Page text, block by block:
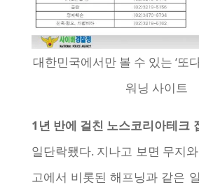
대한민국에서만 볼 수 있는 ‘또
워닝 사이트
1년 반에 걸친 노스코리아테크
일단락됐다. 지나고 보면 무지
고에서 비롯된 해프닝과 같은